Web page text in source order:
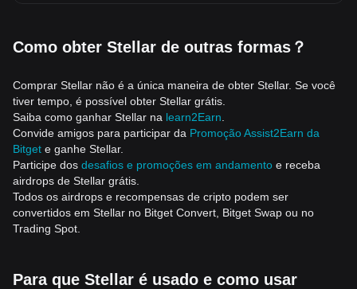
Como obter Stellar de outras formas？
Comprar Stellar não é a única maneira de obter Stellar. Se você
tiver tempo, é possível obter Stellar grátis.
Saiba como ganhar Stellar na learn2Earn
Convide amigos para participar da Promoção Assist2Earn da
Bitget e ganhe Stellar.
Participe dos desafios e promoções em andamento e receba
airdrops de Stellar grátis.
Todos os airdrops e recompensas de cripto podem ser
convertidos em Stellar no Bitget Convert, Bitget Swap ou no
Trading Spot.
Para que Stellar é usado e como usar